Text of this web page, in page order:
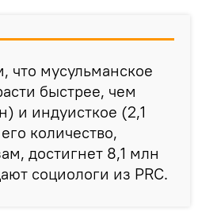
что мусульманское
быстрее, чем
и индуисткое (2,1
количество,
достигнет 8,1 млн
социологи из PRC.